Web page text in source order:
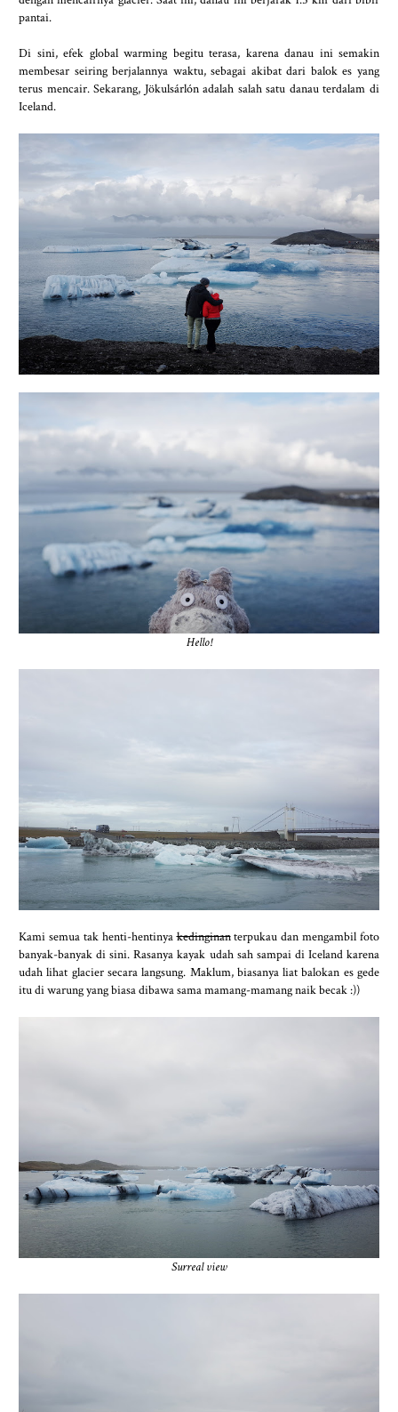
pantai.
Di sini, efek global warming begitu terasa, karena danau ini semakin
membesar seiring berjalannya waktu, sebagai akibat dari balok es yang
terus mencair. Sekarang, Jökulsárlón adalah salah satu danau terdalam di
Iceland.
Hello!
Kami semua tak henti-hentinyakedinginanterpukau dan mengambil foto
banyak-banyak di sini. Rasanya kayak udah sah sampai di Iceland karena
udah lihat glacier secara langsung. Maklum, biasanya liat balokan es gede
itu di warung yang biasa dibawa sama mamang-mamang naik becak :))
Surreal view